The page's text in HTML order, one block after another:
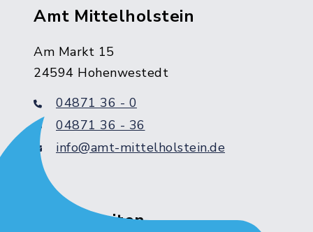
Amt Mittelholstein
Am Markt 15
24594 Hohenwestedt
04871 36 - 0
04871 36 - 36
info@amt-mittelholstein.de
Servicezeiten